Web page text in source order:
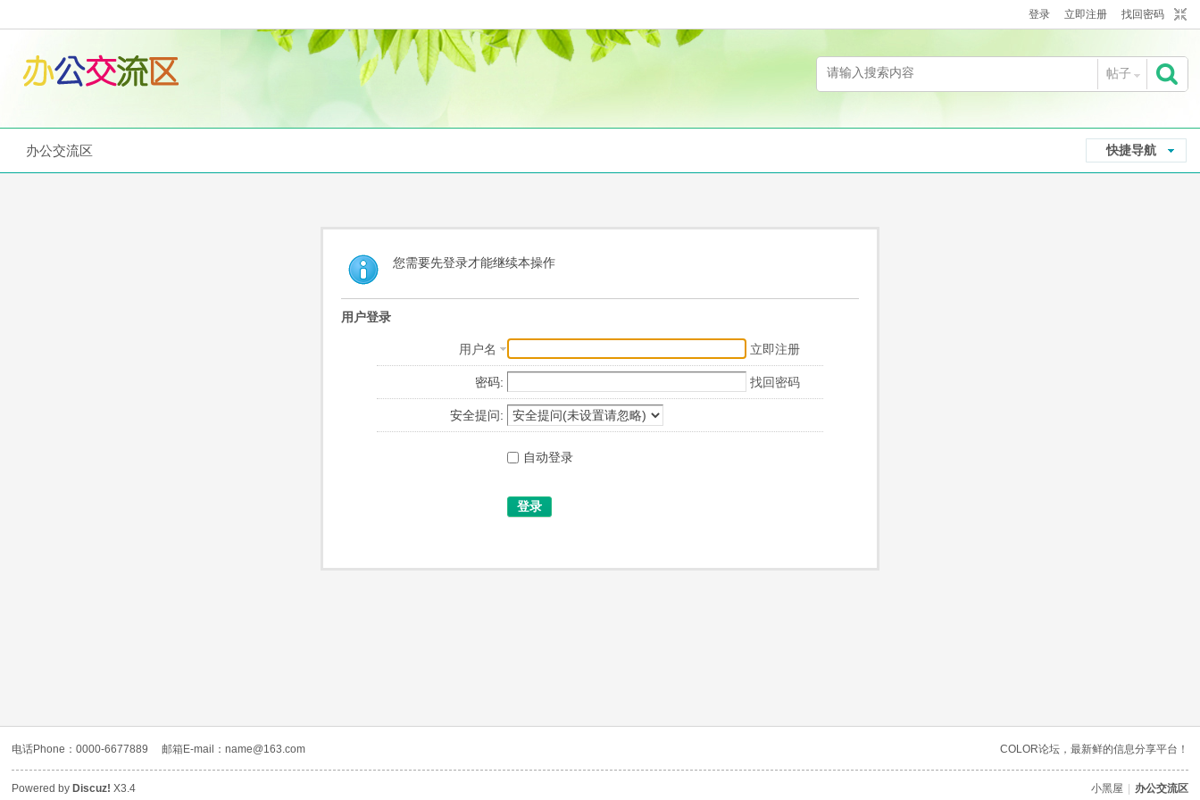
登录 立即注册 找回密码
帖子
索
快捷导航
办公交流区
您需要先登录才能继续本操作
用户登录
用户名 立即注册
密码: 找回密码
安全提问:
自动登录
登录
电话Phone：0000-6677889 邮箱E-mail：name@163.com COLOR论坛，最新鲜的信息分享平台！
小黑屋 办公交流区
Powered by Discuz! X3.4